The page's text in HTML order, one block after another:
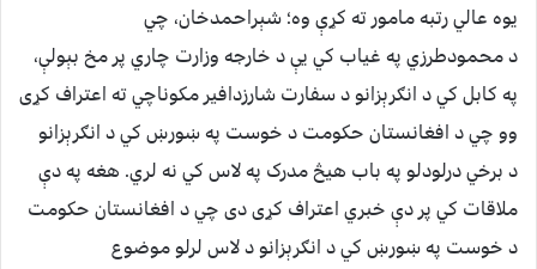
یوه عالي رتبه مامور ته کړې وه؛ شېراحمدخان، چي
د محمودطرزي په غیاب کي یې د خارجه وزارت چاري پر مخ بېولې،
په کابل کي د انګرېزانو د سفارت شارزدافیر مکوناچي ته اعتراف کړی
وو چي د افغانستان حکومت د خوست په ښورښ کي د انګرېزانو
د برخي درلودلو په باب هیڅ مدرک په لاس کي نه لري. هغه په دې
ملاقات کي پر دې خبري اعتراف کړی دی چي د افغانستان حکومت
د خوست په ښورښ کي د انګرېزانو د لاس لرلو موضوع